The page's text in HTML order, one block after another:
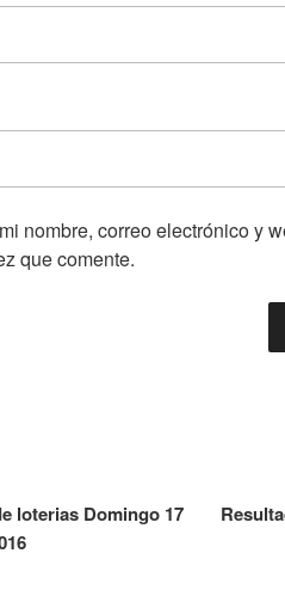
nombre, correo electrónico y
que comente.
loterias Domingo 17